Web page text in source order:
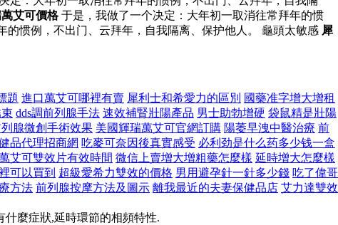
艾可價格于是，我做了一个决定：大年初一取消往常拜年的惯
的惯例，不出门、云拜年，自我隔离、保护他人。 龜頭太敏感 犀
題 進口萬艾可哪裡有賣 犀利士和希愛力的區別 國藥准字增大增租
dds調前列腺手法 速效補腎壯陽產品 男士助勃增硬 袋鼠精是壯陽
腺微創手術效果 美國輝瑞萬艾可官網訂購 陽萎早洩中醫治療 前
品代理招商網 吃麥可奈因後真實感受 必利劲是什么药多少钱一盒
艾可雙效片有效時間 微信上賣增大增粗藥怎麼樣 延時增大怎麼樣
可以買到 超級愛希力雙效的價格 男用避孕針一針多少錢 吃了偉哥
方法 前列腺按摩方法及圖示 離我最近的夫妻保健品店 艾力達雙效
麼症狀,延時環節的相頻特性.